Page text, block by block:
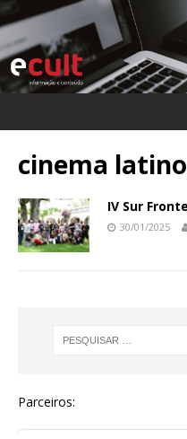
cinema
IV Sur
30/01/2025
Parceiros: